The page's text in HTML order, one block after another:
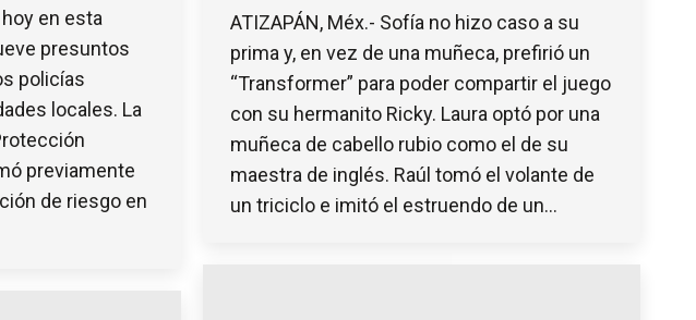
en esta
presuntos
policías
locales. La
previamente
de riesgo en
ATIZAPÁN, Méx.- Sofía no hizo caso a su
prima y, en vez de una muñeca, prefirió un
“Transformer” para poder compartir el juego
con su hermanito Ricky. Laura optó por una
muñeca de cabello rubio como el de su
maestra de inglés. Raúl tomó el volante de
un triciclo e imitó el estruendo de un…